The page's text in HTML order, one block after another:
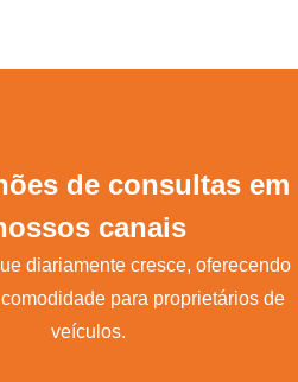
de consultas em
canais
diariamente cresce, oferecendo
para proprietários de
veículos.